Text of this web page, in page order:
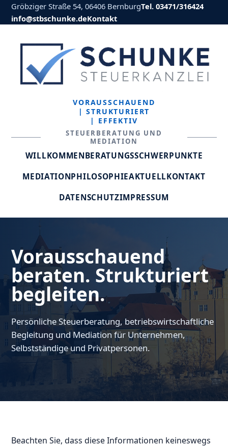
Gröbziger Straße 54, 06406 BernburgTel. 03471/316424
info@stbschunke.deKontakt
VORAUSSCHAUEND
| STRUKTURIERT
| EFFEKTIV
STEUERBERATUNG UND
MEDIATION
WILLKOMMENBERATUNGSSCHWERPUNKTE
MEDIATIONPHILOSOPHIEAKTUELLKONTAKT
DATENSCHUTZIMPRESSUM
Vorausschauend
beraten. Strukturiert
begleiten.
Persönliche Steuerberatung, betriebswirtschaftliche
Begleitung und Mediation für Unternehmen,
Selbstständige und Privatpersonen.
Beachten Sie, dass diese Informationen keineswegs